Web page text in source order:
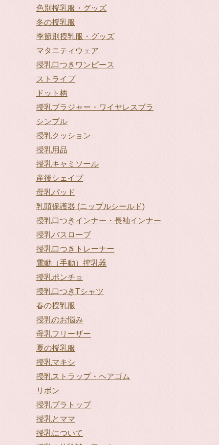
色別授乳服・グッズ
冬の授乳服
季節別授乳服・グッズ
マタニティウェア
授乳口つきワンピース
ストライプ
ドット柄
授乳ブラジャー・ワイヤレスブラ
シンプル
授乳クッション
授乳用品
授乳キャミソール
産後シェイプ
母乳パッド
乳頭保護器 (ニップルシールド)
授乳口つきインナー・長袖インナー
授乳バスローブ
授乳口つきトレーナー
電動（手動）搾乳器
授乳ポンチョ
授乳口つきTシャツ
春の授乳服
授乳のお悩み
母乳フリーザー
夏の授乳服
授乳マキシ
授乳ストラップ・ヘアゴム
リボン
授乳ブラトップ
授乳とママ
授乳について